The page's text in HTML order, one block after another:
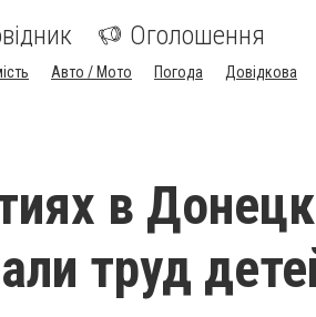
Оголошення
Авто / Мото Погода Довідкова
в
труд